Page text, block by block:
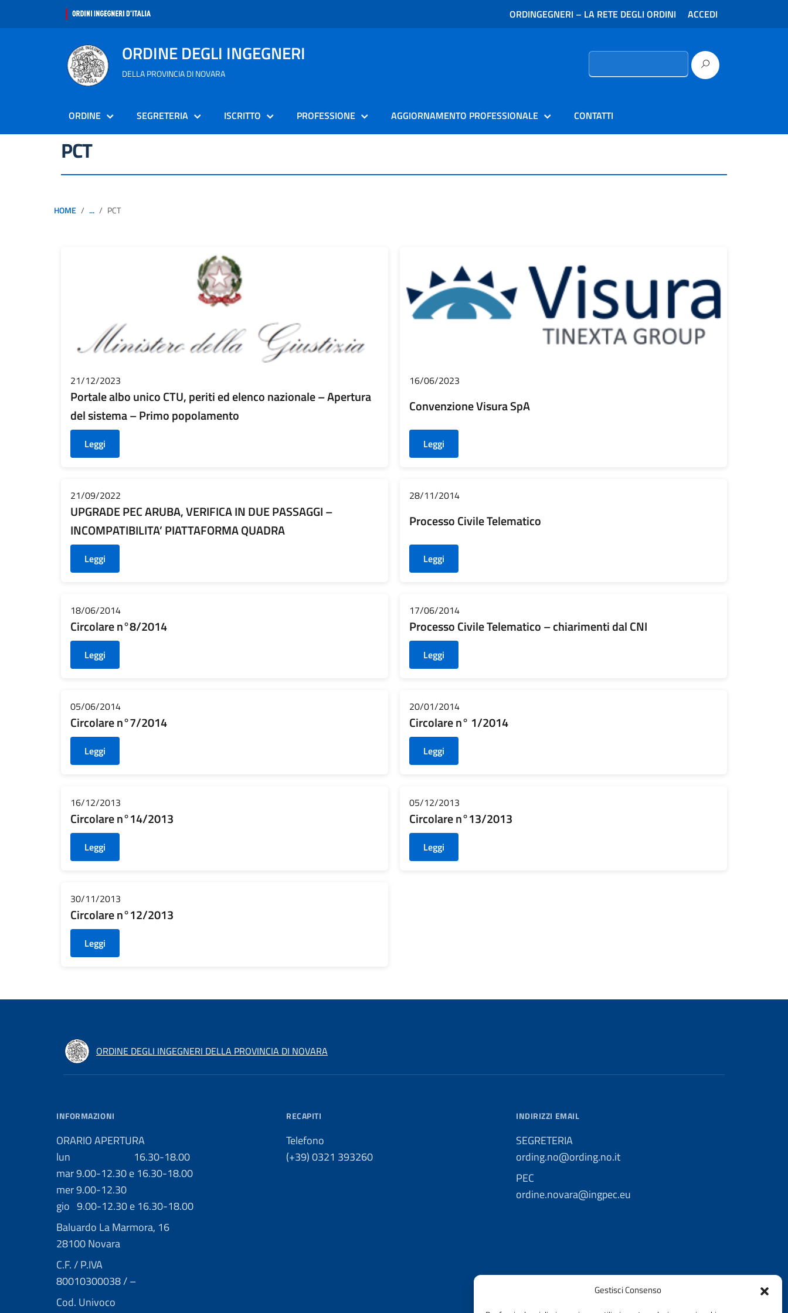
Gestisci Consenso
ORDINGEGNERI – LA RETE DEGLI ORDINI ACCEDI
ORDINE DEGLI INGEGNERI
DELLA PROVINCIA DI NOVARA
Ricerca
ORDINE SEGRETERIA ISCRITTO PROFESSIONE AGGIORNAMENTO PROFESSIONALE CONTATTI
PCT
HOME ... PCT
21/12/2023
Portale albo unico CTU, periti ed elenco nazionale – Apertura
del sistema – Primo popolamento
Leggi
16/06/2023
Convenzione Visura SpA
Leggi
21/09/2022
UPGRADE PEC ARUBA, VERIFICA IN DUE PASSAGGI –
INCOMPATIBILITA’ PIATTAFORMA QUADRA
Leggi
28/11/2014
Processo Civile Telematico
Leggi
18/06/2014
Circolare n°8/2014
Leggi
17/06/2014
Processo Civile Telematico – chiarimenti dal CNI
Leggi
05/06/2014
Circolare n°7/2014
Leggi
20/01/2014
Circolare n° 1/2014
Leggi
16/12/2013
Circolare n°14/2013
Leggi
05/12/2013
Circolare n°13/2013
Leggi
30/11/2013
Circolare n°12/2013
Leggi
ORDINE DEGLI INGEGNERI DELLA PROVINCIA DI NOVARA
INFORMAZIONI
ORARIO APERTURA
lun 16.30-18.00
mar 9.00-12.30 e 16.30-18.00
mer 9.00-12.30
gio 9.00-12.30 e 16.30-18.00
Baluardo La Marmora, 16
28100 Novara
C.F. / P.IVA
80010300038 / –
Cod. Univoco
RECAPITI
Telefono
(+39) 0321 393260
INDIRIZZI EMAIL
SEGRETERIA
ording.no@ording.no.it
PEC
ordine.novara@ingpec.eu